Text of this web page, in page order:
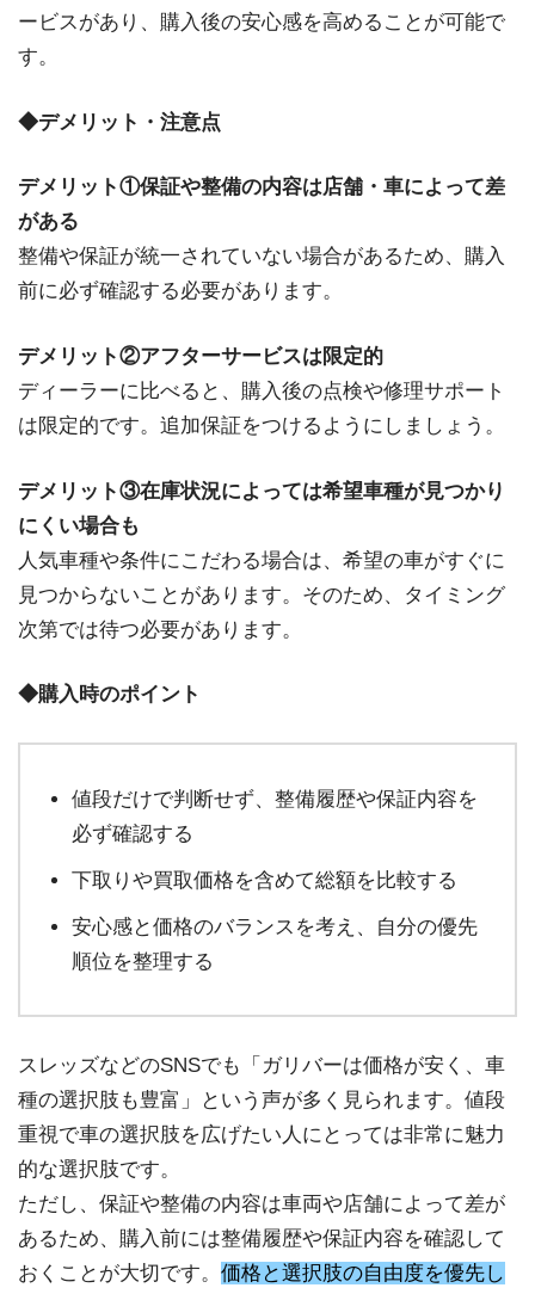
ービスがあり、購入後の安心感を高めることが可能で
す。
◆デメリット・注意点
デメリット①保証や整備の内容は店舗・車によって差
がある
整備や保証が統一されていない場合があるため、購入
前に必ず確認する必要があります。
デメリット②アフターサービスは限定的
ディーラーに比べると、購入後の点検や修理サポート
は限定的です。追加保証をつけるようにしましょう。
デメリット③在庫状況によっては希望車種が見つかり
にくい場合も
人気車種や条件にこだわる場合は、希望の車がすぐに
見つからないことがあります。そのため、タイミング
次第では待つ必要があります。
◆購入時のポイント
値段だけで判断せず、整備履歴や保証内容を
必ず確認する
下取りや買取価格を含めて総額を比較する
安心感と価格のバランスを考え、自分の優先
順位を整理する
スレッズなどのSNSでも「ガリバーは価格が安く、車
種の選択肢も豊富」という声が多く見られます。値段
重視で車の選択肢を広げたい人にとっては非常に魅力
的な選択肢です。
ただし、保証や整備の内容は車両や店舗によって差が
あるため、購入前には整備履歴や保証内容を確認して
おくことが大切です。 価格と選択肢の自由度を優先し